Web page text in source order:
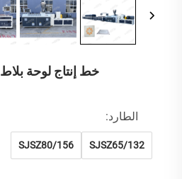
خط إنتاج لوحة بلاط PVC 600
الطارد:
SJSZ65/132
SJSZ80/156